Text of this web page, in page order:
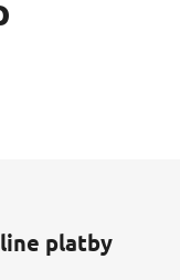
platby